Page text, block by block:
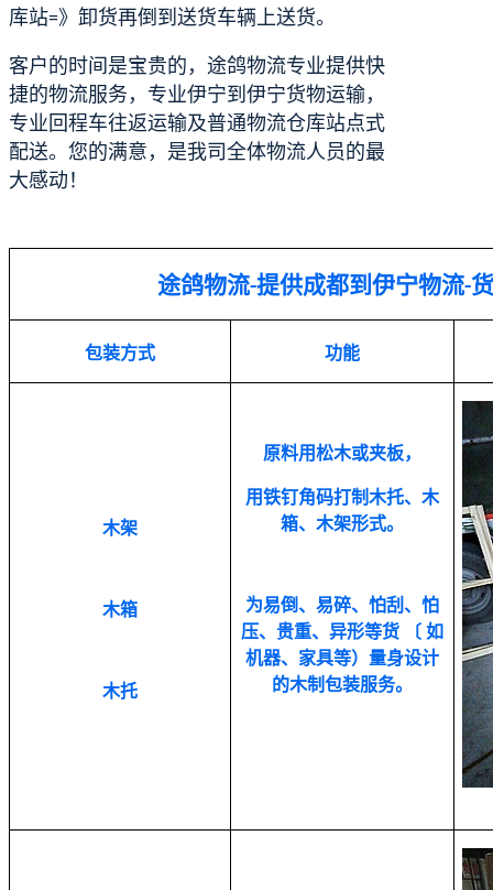
库站=》卸货再倒到送货车辆上送货。
客户的时间是宝贵的，途鸽物流专业提供快
捷的物流服务，专业伊宁到伊宁货物运输，
专业回程车往返运输及普通物流仓库站点式
配送。您的满意，是我司全体物流人员的最
大感动！
途鸽物流-提供成都到伊宁物流-
包装方式 功能
木架
木箱
木托
原料用松木或夹板，
用铁钉角码打制木托、木
箱、木架形式。
为易倒、易碎、怕刮、怕
压、贵重、异形等货
〔 如
机器、家具等）量身设计
的木制包装服务。